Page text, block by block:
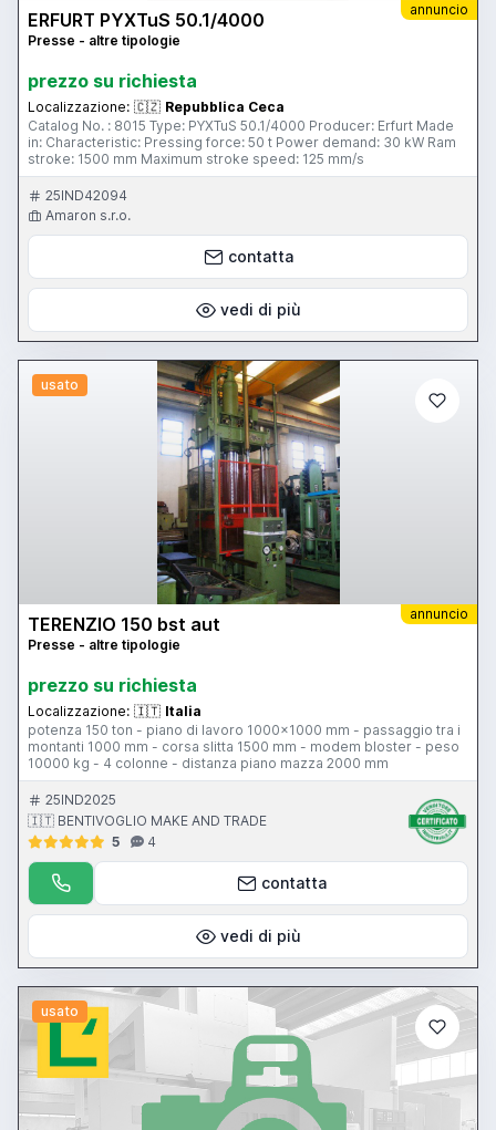
annuncio
ERFURT PYXTuS 50.1/4000
Presse - altre tipologie
prezzo su richiesta
Localizzazione: 🇨🇿 Repubblica Ceca
Catalog No. : 8015 Type: PYXTuS 50.1/4000 Producer: Erfurt Made
in: Characteristic: Pressing force: 50 t Power demand: 30 kW Ram
stroke: 1500 mm Maximum stroke speed: 125 mm/s
25IND42094
Amaron s.r.o.
contatta
vedi di più
usato
annuncio
TERENZIO 150 bst aut
Presse - altre tipologie
prezzo su richiesta
Localizzazione: 🇮🇹 Italia
potenza 150 ton - piano di lavoro 1000x1000 mm - passaggio tra i
montanti 1000 mm - corsa slitta 1500 mm - modem bloster - peso
10000 kg - 4 colonne - distanza piano mazza 2000 mm
25IND2025
🇮🇹 BENTIVOGLIO MAKE AND TRADE
5
4
contatta
vedi di più
usato